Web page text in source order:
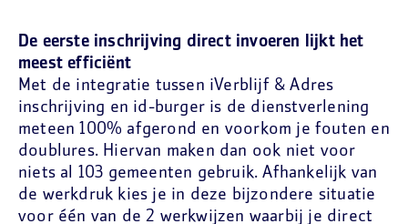
De eerste inschrijving direct invoeren lijkt het
meest efficiënt
Met de integratie tussen iVerblijf & Adres
inschrijving en id-burger is de dienstverlening
meteen 100% afgerond en voorkom je fouten en
doublures. Hiervan maken dan ook niet voor
niets al 103 gemeenten gebruik. Afhankelijk van
de werkdruk kies je in deze bijzondere situatie
voor één van de 2 werkwijzen waarbij je direct